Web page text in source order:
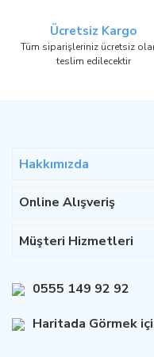
Ücretsiz Kargo
Tüm siparişleriniz ücretsiz
teslim edilecektir
Hakkımızda
Online Alışveriş
Müşteri Hizmetleri
0555 149 92 92
Haritada Görmek